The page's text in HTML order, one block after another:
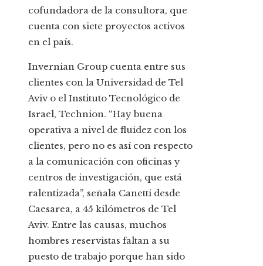
cofundadora de la consultora, que
cuenta con siete proyectos activos
en el país.
Invernian Group cuenta entre sus
clientes con la Universidad de Tel
Aviv o el Instituto Tecnológico de
Israel, Technion. “Hay buena
operativa a nivel de fluidez con los
clientes, pero no es así con respecto
a la comunicación con oficinas y
centros de investigación, que está
ralentizada”, señala Canetti desde
Caesarea, a 45 kilómetros de Tel
Aviv. Entre las causas, muchos
hombres reservistas faltan a su
puesto de trabajo porque han sido